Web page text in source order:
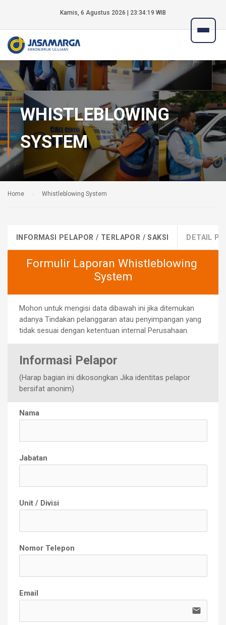
Kamis, 6 Agustus 2026 | 23:34:19 WIB
WHISTLEBLOWING
SYSTEM
Home Whistleblowing System
INFORMASI PELAPOR / TERLAPOR / SAKSI DETAIL
Formulir Laporan Whistleblowing
System
Mohon untuk mengisi data dibawah ini jika ditemukan
adanya Tindakan pelanggaran atau penyimpangan yang
tidak sesuai dengan ketentuan internal Perusahaan.
Informasi Pelapor
(Harap bagian ini dikosongkan Jika identitas pelapor
bersifat anonim)
Nama
Jabatan
Unit / Divisi
Nomor Telepon
Email
email